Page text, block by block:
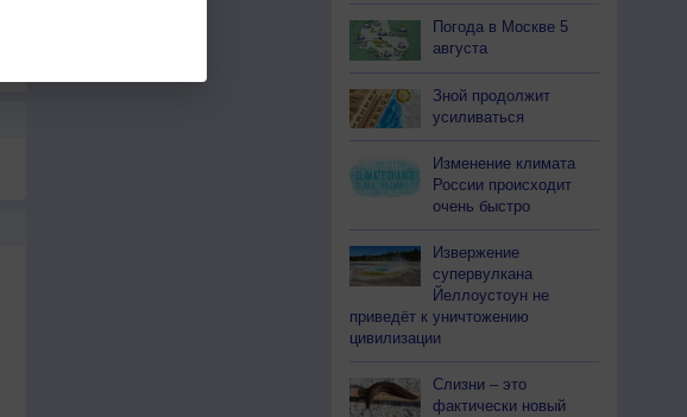
Погода в Москве 5
августа
Зной продолжит
усиливаться
Изменение климата
России происходит
очень быстро
Извержение
супервулкана
Йеллоустоун не
приведёт к уничтожению
цивилизации
Слизни – это
фактически новый